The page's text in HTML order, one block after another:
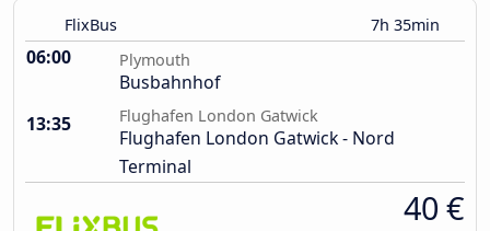
FlixBus 7h 35min
06:00 Plymouth
Busbahnhof
13:35
Flughafen London Gatwick
Flughafen London Gatwick - Nord
Terminal
40 €